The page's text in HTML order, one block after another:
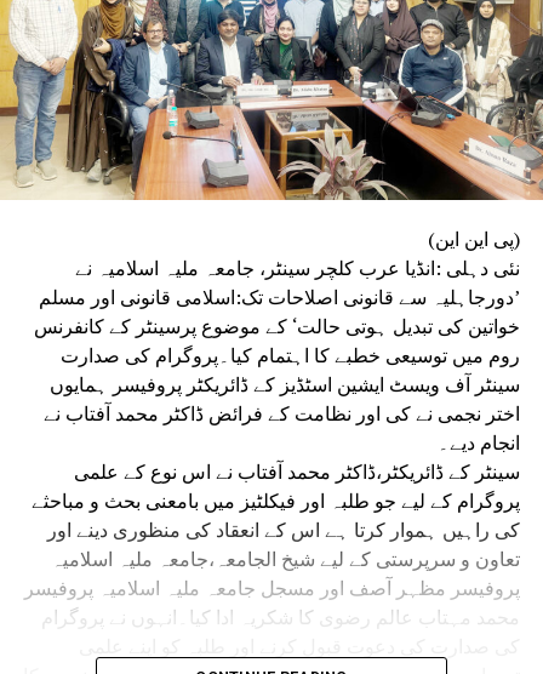
(پی این این)
نئی دہلی :انڈیا عرب کلچر سینٹر، جامعہ ملیہ اسلامیہ نے
’دورجاہلیہ سے قانونی اصلاحات تک:اسلامی قانونی اور مسلم
خواتین کی تبدیل ہوتی حالت‘ کے موضوع پرسینٹر کے کانفرنس
روم میں توسیعی خطبے کا اہتمام کیا۔پروگرام کی صدارت
سینٹر آف ویسٹ ایشین اسٹڈیز کے ڈائریکٹر پروفیسر ہمایوں
اختر نجمی نے کی اور نظامت کے فرائض ڈاکٹر محمد آفتاب نے
انجام دیے۔
سینٹر کے ڈائریکٹر،ڈاکٹر محمد آفتاب نے اس نوع کے علمی
پروگرام کے لیے جو طلبہ اور فیکلٹیز میں بامعنی بحث و مباحثے
کی راہیں ہموار کرتا ہے اس کے انعقاد کی منظوری دینے اور
تعاون و سرپرستی کے لیے شیخ الجامعہ،جامعہ ملیہ اسلامیہ
پروفیسر مظہر آصف اور مسجل جامعہ ملیہ اسلامیہ پروفیسر
محمد مہتاب عالم رضوی کا شکریہ ادا کیا۔انہوں نے پروگرام